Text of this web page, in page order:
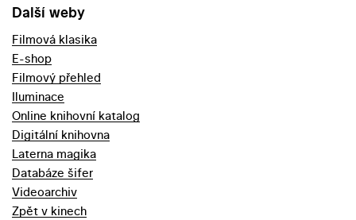
Další weby
Filmová klasika
E-shop
Filmový přehled
Iluminace
Online knihovní katalog
Digitální knihovna
Laterna magika
Databáze šifer
Videoarchiv
Zpět v kinech